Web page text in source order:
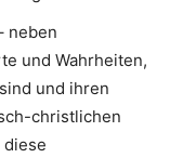
neben
und Wahrheiten,
und ihren
christlichen
diese